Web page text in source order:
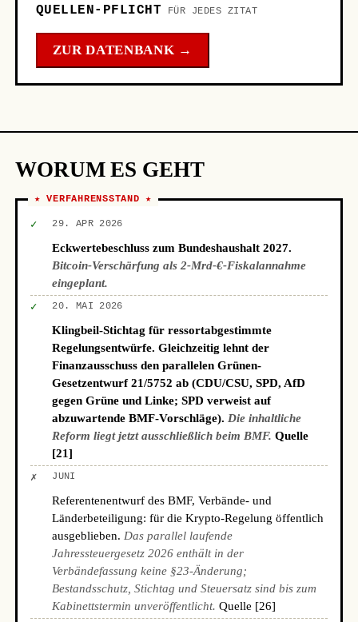
QUELLEN-PFLICHT FÜR JEDES ZITAT
ZUR DATENBANK →
WORUM ES GEHT
★ VERFAHRENSSTAND ★
✓ 29. APR 2026
Eckwertebeschluss zum Bundeshaushalt 2027.
Bitcoin-Verschärfung als 2-Mrd-€-Fiskalannahme
eingeplant.
✓ 20. MAI 2026
Klingbeil-Stichtag für ressortabgestimmte
Regelungsentwürfe. Gleichzeitig lehnt der
Finanzausschuss den parallelen Grünen-
Gesetzentwurf 21/5752 ab (CDU/CSU, SPD, AfD
gegen Grüne und Linke; SPD verweist auf
abzuwartende BMF-Vorschläge). Die inhaltliche
Reform liegt jetzt ausschließlich beim BMF. Quelle
[21]
✗ JUNI
Referentenentwurf des BMF, Verbände- und
Länderbeteiligung: für die Krypto-Regelung öffentlich
ausgeblieben. Das parallel laufende
Jahressteuergesetz 2026 enthält in der
Verbändefassung keine §23-Änderung;
Bestandsschutz, Stichtag und Steuersatz sind bis zum
Kabinettstermin unveröffentlicht. Quelle [26]